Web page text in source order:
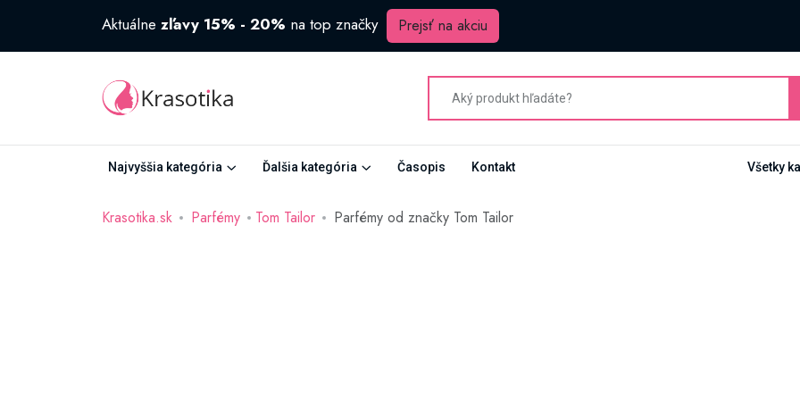
Aktuálne zľavy 15% - 20% na top značky Prejsť na akciu
Najvyššia kategória Ďalšia kategória Časopis Kontakt Všetky
Krasotika.sk Parfémy Tom Tailor Parfémy od značky Tom Tailor